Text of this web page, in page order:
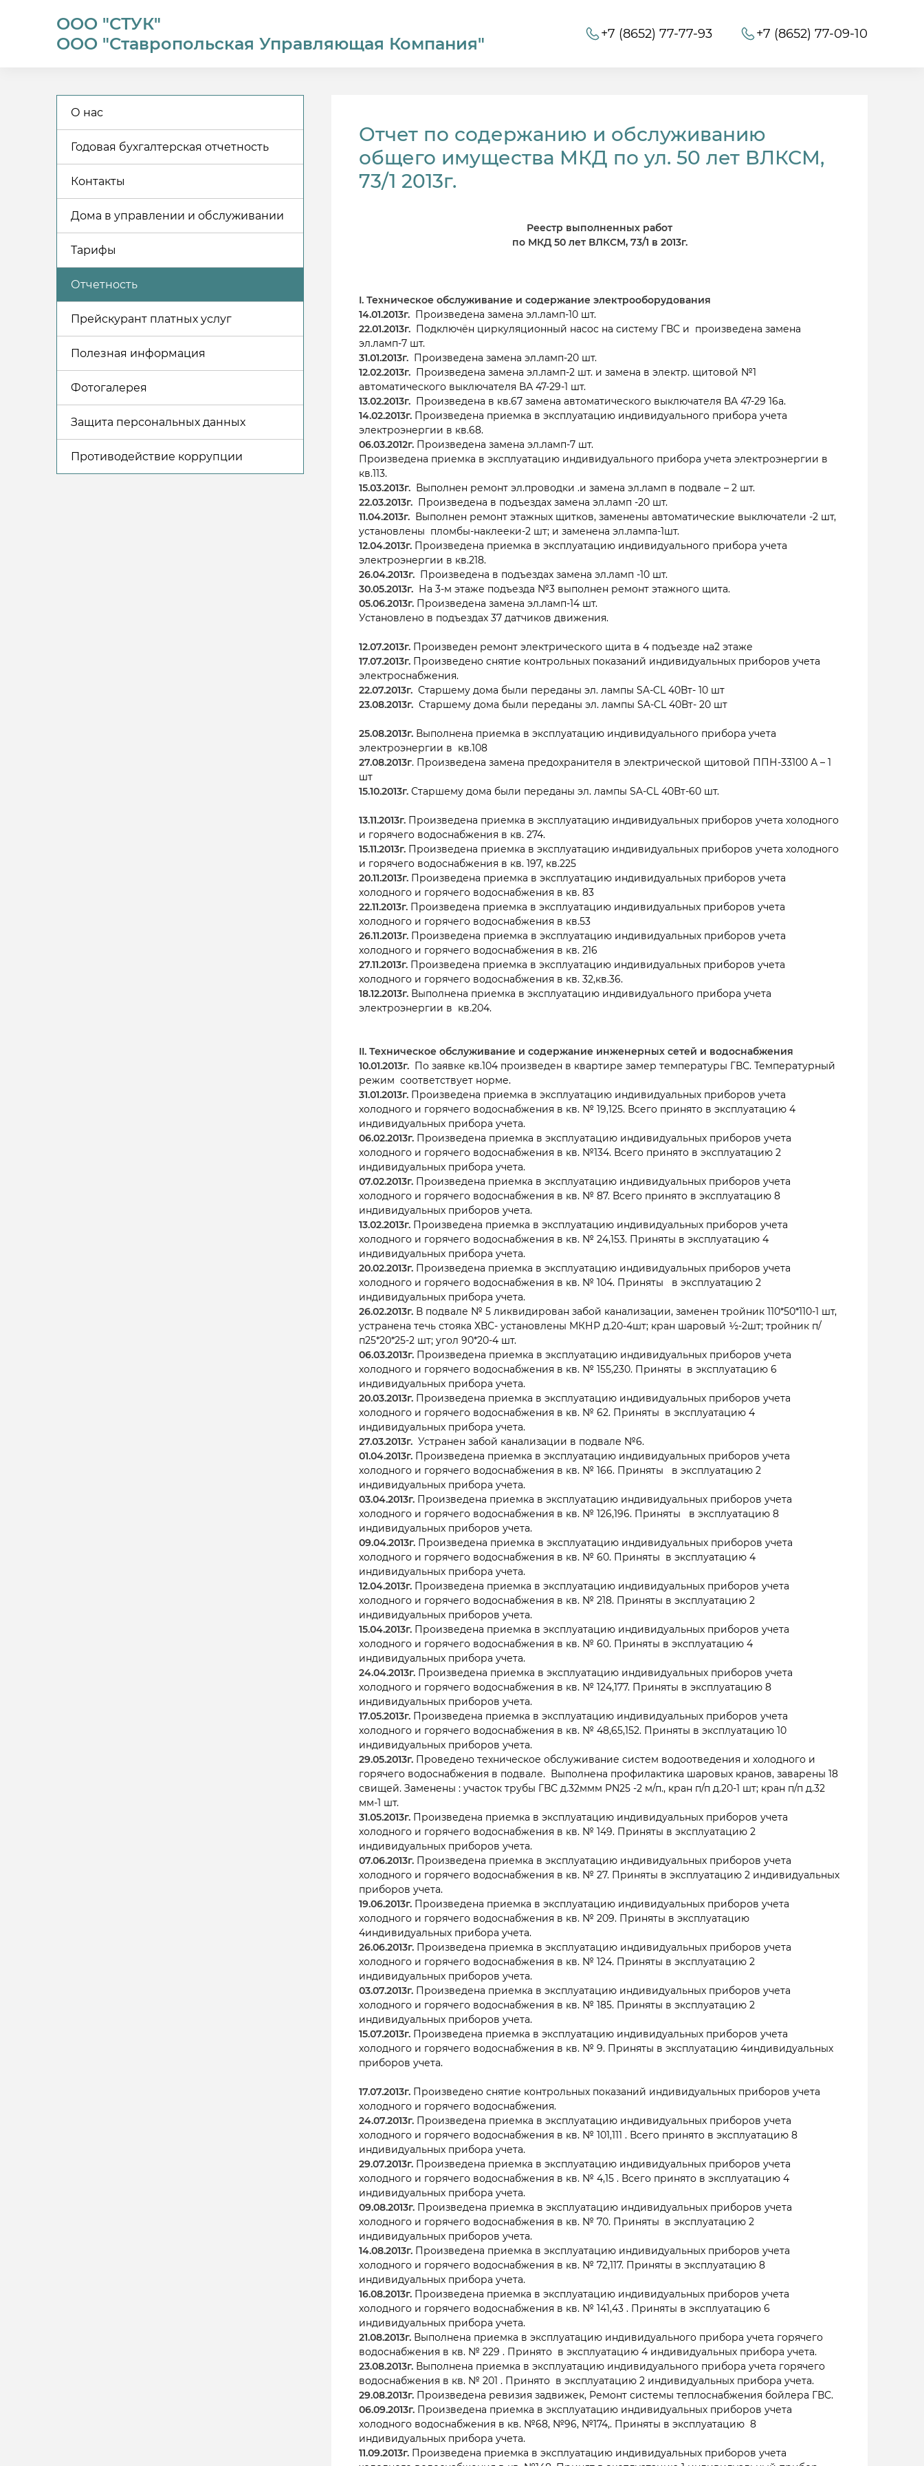
ООО "СТУК"
ООО "Ставропольская Управляющая Компания"
+7 (8652) 77-77-93 +7 (8652) 77-09-10
О нас
Годовая бухгалтерская отчетность
Контакты
Дома в управлении и обслуживании
Тарифы
Отчетность
Прейскурант платных услуг
Полезная информация
Фотогалерея
Защита персональных данных
Противодействие коррупции
Отчет по содержанию и обслуживанию
общего имущества МКД по ул. 50 лет ВЛКСМ,
73/1 2013г.
Реестр выполненных работ
по МКД 50 лет ВЛКСМ, 73/1 в 2013г.
I. Техническое обслуживание и содержание электрооборудования
14.01.2013г. Произведена замена эл.ламп-10 шт.
22.01.2013г. Подключён циркуляционный насос на систему ГВС и произведена замена
эл.ламп-7 шт.
31.01.2013г. Произведена замена эл.ламп-20 шт.
12.02.2013г. Произведена замена эл.ламп-2 шт. и замена в электр. щитовой №1
автоматического выключателя ВА 47-29-1 шт.
13.02.2013г. Произведена в кв.67 замена автоматического выключателя ВА 47-29 16а.
14.02.2013г. Произведена приемка в эксплуатацию индивидуального прибора учета
электроэнергии в кв.68.
06.03.2012г. Произведена замена эл.ламп-7 шт.
Произведена приемка в эксплуатацию индивидуального прибора учета электроэнергии в
кв.113.
15.03.2013г. Выполнен ремонт эл.проводки .и замена эл.ламп в подвале – 2 шт.
22.03.2013г. Произведена в подъездах замена эл.ламп -20 шт.
11.04.2013г. Выполнен ремонт этажных щитков, заменены автоматические выключатели -2 шт,
установлены пломбы-наклееки-2 шт; и заменена эл.лампа-1шт.
12.04.2013г. Произведена приемка в эксплуатацию индивидуального прибора учета
электроэнергии в кв.218.
26.04.2013г. Произведена в подъездах замена эл.ламп -10 шт.
30.05.2013г. На 3-м этаже подъезда №3 выполнен ремонт этажного щита.
05.06.2013г. Произведена замена эл.ламп-14 шт.
Установлено в подъездах 37 датчиков движения.
12.07.2013г. Произведен ремонт электрического щита в 4 подъезде на2 этаже
17.07.2013г. Произведено снятие контрольных показаний индивидуальных приборов учета
электроснабжения.
22.07.2013г. Старшему дома были переданы эл. лампы SA-CL 40Вт- 10 шт
23.08.2013г. Старшему дома были переданы эл. лампы SA-CL 40Вт- 20 шт
25.08.2013г. Выполнена приемка в эксплуатацию индивидуального прибора учета
электроэнергии в кв.108
27.08.2013г. Произведена замена предохранителя в электрической щитовой ППН-33100 А – 1
шт
15.10.2013г. Старшему дома были переданы эл. лампы SA-CL 40Вт-60 шт.
13.11.2013г. Произведена приемка в эксплуатацию индивидуальных приборов учета холодного
и горячего водоснабжения в кв. 274.
15.11.2013г. Произведена приемка в эксплуатацию индивидуальных приборов учета холодного
и горячего водоснабжения в кв. 197, кв.225
20.11.2013г. Произведена приемка в эксплуатацию индивидуальных приборов учета
холодного и горячего водоснабжения в кв. 83
22.11.2013г. Произведена приемка в эксплуатацию индивидуальных приборов учета
холодного и горячего водоснабжения в кв.53
26.11.2013г. Произведена приемка в эксплуатацию индивидуальных приборов учета
холодного и горячего водоснабжения в кв. 216
27.11.2013г. Произведена приемка в эксплуатацию индивидуальных приборов учета
холодного и горячего водоснабжения в кв. 32,кв.36.
18.12.2013г. Выполнена приемка в эксплуатацию индивидуального прибора учета
электроэнергии в кв.204.
II. Техническое обслуживание и содержание инженерных сетей и водоснабжения
10.01.2013г. По заявке кв.104 произведен в квартире замер температуры ГВС. Температурный
режим соответствует норме.
31.01.2013г. Произведена приемка в эксплуатацию индивидуальных приборов учета
холодного и горячего водоснабжения в кв. № 19,125. Всего принято в эксплуатацию 4
индивидуальных прибора учета.
06.02.2013г. Произведена приемка в эксплуатацию индивидуальных приборов учета
холодного и горячего водоснабжения в кв. №134. Всего принято в эксплуатацию 2
индивидуальных прибора учета.
07.02.2013г. Произведена приемка в эксплуатацию индивидуальных приборов учета
холодного и горячего водоснабжения в кв. № 87. Всего принято в эксплуатацию 8
индивидуальных приборов учета.
13.02.2013г. Произведена приемка в эксплуатацию индивидуальных приборов учета
холодного и горячего водоснабжения в кв. № 24,153. Приняты в эксплуатацию 4
индивидуальных прибора учета.
20.02.2013г. Произведена приемка в эксплуатацию индивидуальных приборов учета
холодного и горячего водоснабжения в кв. № 104. Приняты в эксплуатацию 2
индивидуальных прибора учета.
26.02.2013г. В подвале № 5 ликвидирован забой канализации, заменен тройник 110*50*110-1 шт,
устранена течь стояка ХВС- установлены МКНР д.20-4шт; кран шаровый ½-2шт; тройник п/
п25*20*25-2 шт; угол 90*20-4 шт.
06.03.2013г. Произведена приемка в эксплуатацию индивидуальных приборов учета
холодного и горячего водоснабжения в кв. № 155,230. Приняты в эксплуатацию 6
индивидуальных прибора учета.
20.03.2013г. Произведена приемка в эксплуатацию индивидуальных приборов учета
холодного и горячего водоснабжения в кв. № 62. Приняты в эксплуатацию 4
индивидуальных прибора учета.
27.03.2013г. Устранен забой канализации в подвале №6.
01.04.2013г. Произведена приемка в эксплуатацию индивидуальных приборов учета
холодного и горячего водоснабжения в кв. № 166. Приняты в эксплуатацию 2
индивидуальных прибора учета.
03.04.2013г. Произведена приемка в эксплуатацию индивидуальных приборов учета
холодного и горячего водоснабжения в кв. № 126,196. Приняты в эксплуатацию 8
индивидуальных приборов учета.
09.04.2013г. Произведена приемка в эксплуатацию индивидуальных приборов учета
холодного и горячего водоснабжения в кв. № 60. Приняты в эксплуатацию 4
индивидуальных прибора учета.
12.04.2013г. Произведена приемка в эксплуатацию индивидуальных приборов учета
холодного и горячего водоснабжения в кв. № 218. Приняты в эксплуатацию 2
индивидуальных приборов учета.
15.04.2013г. Произведена приемка в эксплуатацию индивидуальных приборов учета
холодного и горячего водоснабжения в кв. № 60. Приняты в эксплуатацию 4
индивидуальных прибора учета.
24.04.2013г. Произведена приемка в эксплуатацию индивидуальных приборов учета
холодного и горячего водоснабжения в кв. № 124,177. Приняты в эксплуатацию 8
индивидуальных приборов учета.
17.05.2013г. Произведена приемка в эксплуатацию индивидуальных приборов учета
холодного и горячего водоснабжения в кв. № 48,65,152. Приняты в эксплуатацию 10
индивидуальных приборов учета.
29.05.2013г. Проведено техническое обслуживание систем водоотведения и холодного и
горячего водоснабжения в подвале. Выполнена профилактика шаровых кранов, заварены 18
свищей. Заменены : участок трубы ГВС д.32ммм PN25 -2 м/п., кран п/п д.20-1 шт; кран п/п д.32
мм-1 шт.
31.05.2013г. Произведена приемка в эксплуатацию индивидуальных приборов учета
холодного и горячего водоснабжения в кв. № 149. Приняты в эксплуатацию 2
индивидуальных приборов учета.
07.06.2013г. Произведена приемка в эксплуатацию индивидуальных приборов учета
холодного и горячего водоснабжения в кв. № 27. Приняты в эксплуатацию 2 индивидуальных
приборов учета.
19.06.2013г. Произведена приемка в эксплуатацию индивидуальных приборов учета
холодного и горячего водоснабжения в кв. № 209. Приняты в эксплуатацию
4индивидуальных прибора учета.
26.06.2013г. Произведена приемка в эксплуатацию индивидуальных приборов учета
холодного и горячего водоснабжения в кв. № 124. Приняты в эксплуатацию 2
индивидуальных приборов учета.
03.07.2013г. Произведена приемка в эксплуатацию индивидуальных приборов учета
холодного и горячего водоснабжения в кв. № 185. Приняты в эксплуатацию 2
индивидуальных приборов учета.
15.07.2013г. Произведена приемка в эксплуатацию индивидуальных приборов учета
холодного и горячего водоснабжения в кв. № 9. Приняты в эксплуатацию 4индивидуальных
приборов учета.
17.07.2013г. Произведено снятие контрольных показаний индивидуальных приборов учета
холодного и горячего водоснабжения.
24.07.2013г. Произведена приемка в эксплуатацию индивидуальных приборов учета
холодного и горячего водоснабжения в кв. № 101,111 . Всего принято в эксплуатацию 8
индивидуальных прибора учета.
29.07.2013г. Произведена приемка в эксплуатацию индивидуальных приборов учета
холодного и горячего водоснабжения в кв. № 4,15 . Всего принято в эксплуатацию 4
индивидуальных прибора учета.
09.08.2013г. Произведена приемка в эксплуатацию индивидуальных приборов учета
холодного и горячего водоснабжения в кв. № 70. Приняты в эксплуатацию 2
индивидуальных приборов учета.
14.08.2013г. Произведена приемка в эксплуатацию индивидуальных приборов учета
холодного и горячего водоснабжения в кв. № 72,117. Приняты в эксплуатацию 8
индивидуальных прибора учета.
16.08.2013г. Произведена приемка в эксплуатацию индивидуальных приборов учета
холодного и горячего водоснабжения в кв. № 141,43 . Приняты в эксплуатацию 6
индивидуальных прибора учета.
21.08.2013г. Выполнена приемка в эксплуатацию индивидуального прибора учета горячего
водоснабжения в кв. № 229 . Принято в эксплуатацию 4 индивидуальных прибора учета.
23.08.2013г. Выполнена приемка в эксплуатацию индивидуального прибора учета горячего
водоснабжения в кв. № 201 . Принято в эксплуатацию 2 индивидуальных прибора учета.
29.08.2013г. Произведена ревизия задвижек, Ремонт системы теплоснабжения бойлера ГВС.
06.09.2013г. Произведена приемка в эксплуатацию индивидуальных приборов учета
холодного водоснабжения в кв. №68, №96, №174,. Приняты в эксплуатацию 8
индивидуальных прибора учета.
11.09.2013г. Произведена приемка в эксплуатацию индивидуальных приборов учета